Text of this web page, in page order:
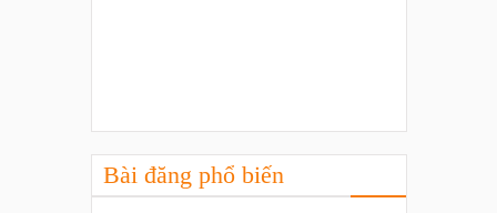
Bài đăng phổ biến